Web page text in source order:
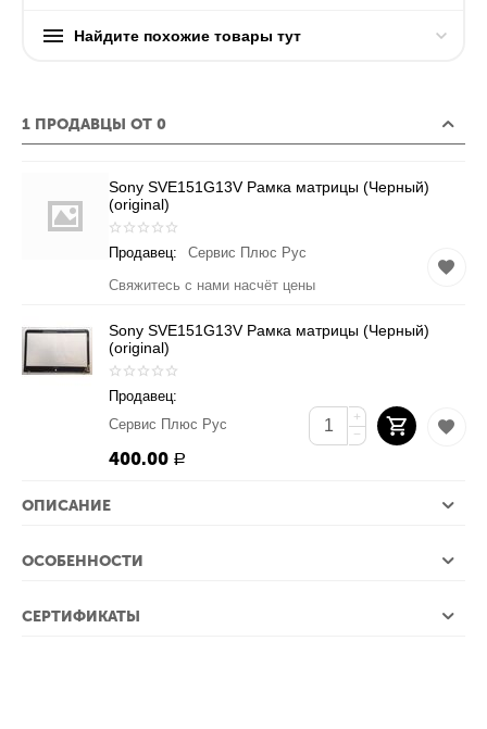
Найдите похожие товары тут
1 ПРОДАВЦЫ ОТ 0
Sony SVE151G13V Рамка матрицы (Черный)
(original)
Продавец:
Сервис Плюс Рус
Свяжитесь с нами насчёт цены
Sony SVE151G13V Рамка матрицы (Черный)
(original)
Продавец:
Сервис Плюс Рус
400.00 Р
+
−
ОПИСАНИЕ
ОСОБЕННОСТИ
СЕРТИФИКАТЫ